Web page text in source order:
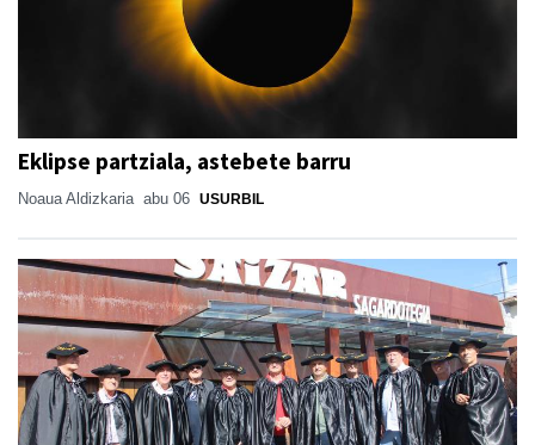
Eklipse partziala, astebete barru
Noaua Aldizkaria abu 06 USURBIL